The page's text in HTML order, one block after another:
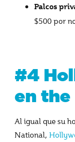
Palcos
$500 por
#4
en the
Al igual que su
National,